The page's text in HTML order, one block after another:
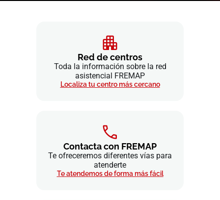
Red de centros
Toda la información sobre la red
asistencial FREMAP
Localiza tu centro más cercano
Contacta con FREMAP
Te ofreceremos diferentes vías para
atenderte
Te atendemos de forma más fácil